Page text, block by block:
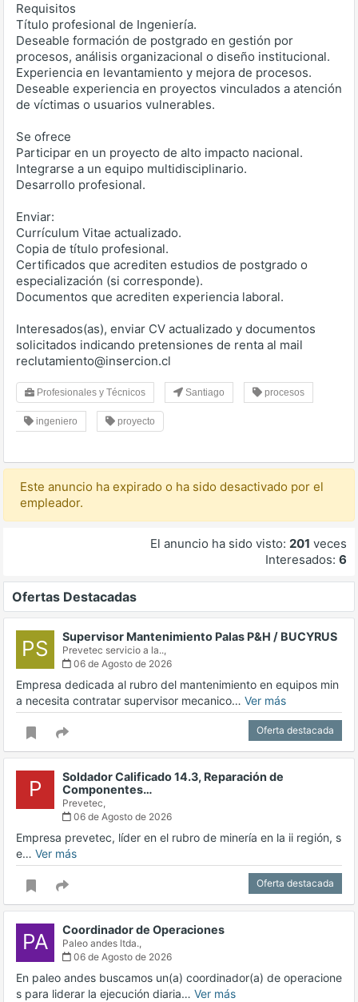
Requisitos
Título profesional de Ingeniería.
Deseable formación de postgrado en gestión por
procesos, análisis organizacional o diseño institucional.
Experiencia en levantamiento y mejora de procesos.
Deseable experiencia en proyectos vinculados a atención
de víctimas o usuarios vulnerables.
Se ofrece
Participar en un proyecto de alto impacto nacional.
Integrarse a un equipo multidisciplinario.
Desarrollo profesional.
Enviar:
Currículum Vitae actualizado.
Copia de título profesional.
Certificados que acrediten estudios de postgrado o
especialización (si corresponde).
Documentos que acrediten experiencia laboral.
Interesados(as), enviar CV actualizado y documentos
solicitados indicando pretensiones de renta al mail
reclutamiento@insercion.cl
Profesionales y Técnicos Santiago procesos
ingeniero proyecto
Este anuncio ha expirado o ha sido desactivado por el
empleador.
El anuncio ha sido visto: 201 veces
Interesados: 6
Ofertas Destacadas
PS Supervisor Mantenimiento Palas P&H / BUCYRUS
Prevetec servicio a la..,
06 de Agosto de 2026
Empresa dedicada al rubro del mantenimiento en equipos min
a necesita contratar supervisor mecanico… Ver más
Oferta destacada
P
Soldador Calificado 14.3, Reparación de
Componentes…
Prevetec,
06 de Agosto de 2026
Empresa prevetec, líder en el rubro de minería en la ii región, s
e… Ver más
Oferta destacada
PA Coordinador de Operaciones
Paleo andes ltda.,
06 de Agosto de 2026
En paleo andes buscamos un(a) coordinador(a) de operacione
s para liderar la ejecución diaria… Ver más